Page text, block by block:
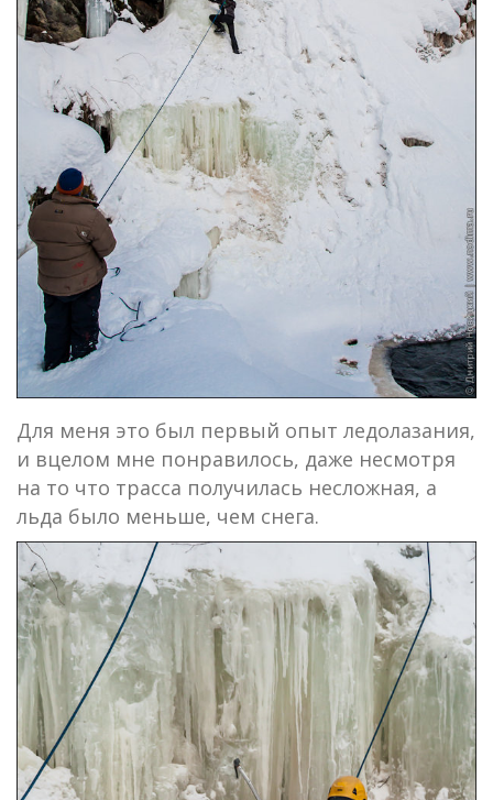
Для меня это был первый опыт ледолазания,
и вцелом мне понравилось, даже несмотря
на то что трасса получилась несложная, а
льда было меньше, чем снега.